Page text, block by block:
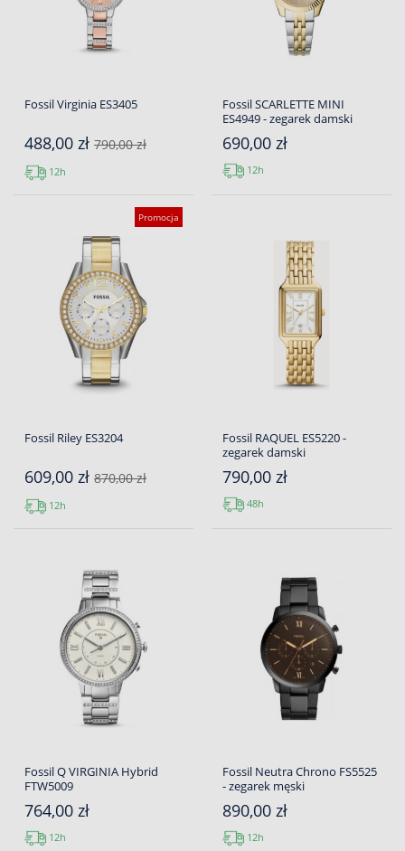
Fossil Virginia ES3405
488,00 zł 790,00 zł
12h
Fossil SCARLETTE MINI
ES4949 - zegarek damski
690,00 zł
12h
Promocja
Fossil Riley ES3204
609,00 zł 870,00 zł
12h
Fossil RAQUEL ES5220 -
zegarek damski
790,00 zł
48h
Fossil Q VIRGINIA Hybrid
FTW5009
764,00 zł
12h
Fossil Neutra Chrono FS5525
- zegarek męski
890,00 zł
12h